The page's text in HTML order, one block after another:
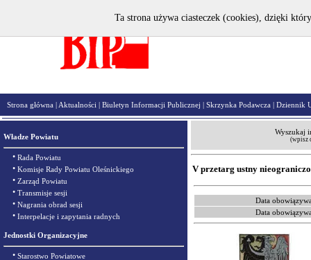
Strona główna | Aktualności | Biuletyn Informacji Publicznej | Skrzynka Podawcza | Dziennik
Władze Powiatu
• Rada Powiatu
• Komisje Rady Powiatu Oleśnickiego
• Zarząd Powiatu
• Transmisje sesji
• Nagrania obrad sesji
• Interpelacje i zapytania radnych
Jednostki Organizacyjne
• Starostwo Powiatowe
Wyszukaj
(wpisz
V przetarg ustny
Data
Data
Ta strona używa ciasteczek (cookies), dzięki